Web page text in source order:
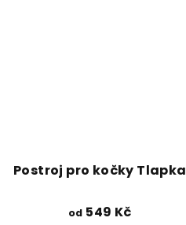
Postroj pro kočky Tlapka
od 549 Kč